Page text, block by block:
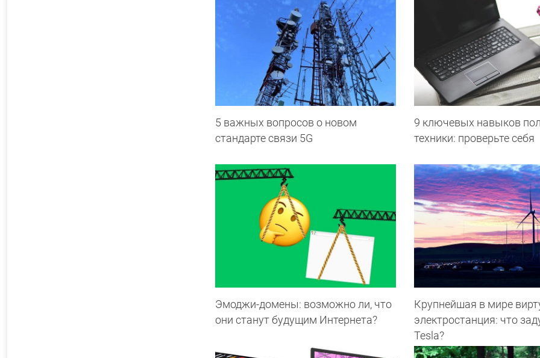
5 важных вопросов о новом
стандарте связи 5G
9 ключевых навыков
техники: проверьте себя
Эмоджи-домены: возможно ли, что
они станут будущим Интернета?
Крупнейшая в мире
электростанция: что
Tesla?